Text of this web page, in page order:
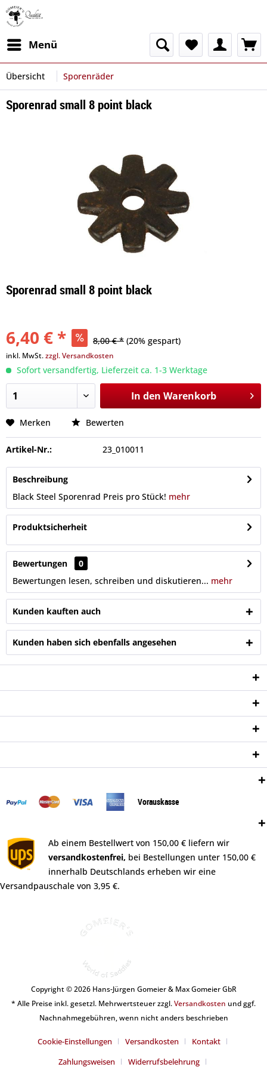
Menü
Übersicht Sporenräder
Sporenrad small 8 point black
Sporenrad small 8 point black
6,40 € * 8,00 € * (20% gespart)
inkl. MwSt.zzgl. Versandkosten
Sofort versandfertig, Lieferzeit ca. 1-3 Werktage
In den Warenkorb
Merken Bewerten
Artikel-Nr.: 23_010011
Beschreibung
Black Steel Sporenrad Preis pro Stück! mehr
Produktsicherheit
Bewertungen
0
Bewertungen lesen, schreiben und diskutieren... mehr
Kunden kauften auch
Kunden haben sich ebenfalls angesehen
Vorauskasse
Ab einem Bestellwert von 150,00 € liefern wir
versandkostenfrei, bei Bestellungen unter 150,00 €
innerhalb Deutschlands erheben wir eine
Versandpauschale von 3,95 €.
Copyright © 2026 Hans-Jürgen Gomeier & Max Gomeier GbR
* Alle Preise inkl. gesetzl. Mehrwertsteuer zzgl.Versandkosten und ggf.
Nachnahmegebühren, wenn nicht anders beschrieben
Cookie-Einstellungen Versandkosten
Kontakt
Zahlungsweisen
Widerrufsbelehrung